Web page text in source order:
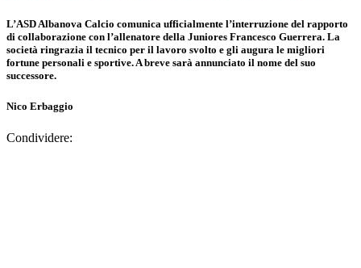
L’ASD Albanova Calcio comunica ufficialmente l’interruzione del rapporto
di collaborazione con l’allenatore della Juniores Francesco Guerrera. La
società ringrazia il tecnico per il lavoro svolto e gli augura le migliori
fortune personali e sportive. A breve sarà annunciato il nome del suo
successore.
Nico Erbaggio
Condividere: